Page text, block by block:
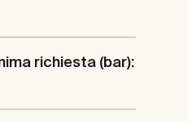
richiesta (bar):